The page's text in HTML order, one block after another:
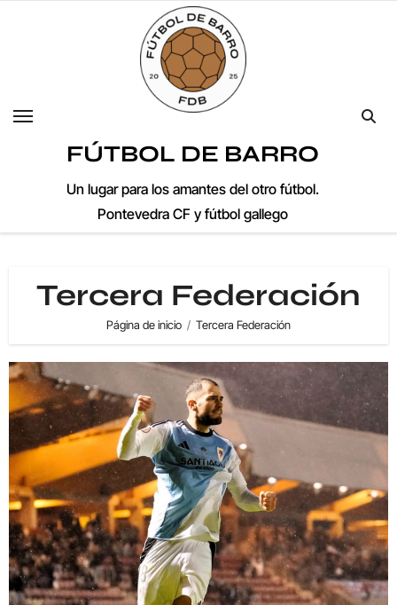
FÚTBOL DE BARRO
Un lugar para los amantes del otro fútbol.
Pontevedra CF y fútbol gallego
Tercera Federación
Página de inicio Tercera Federación